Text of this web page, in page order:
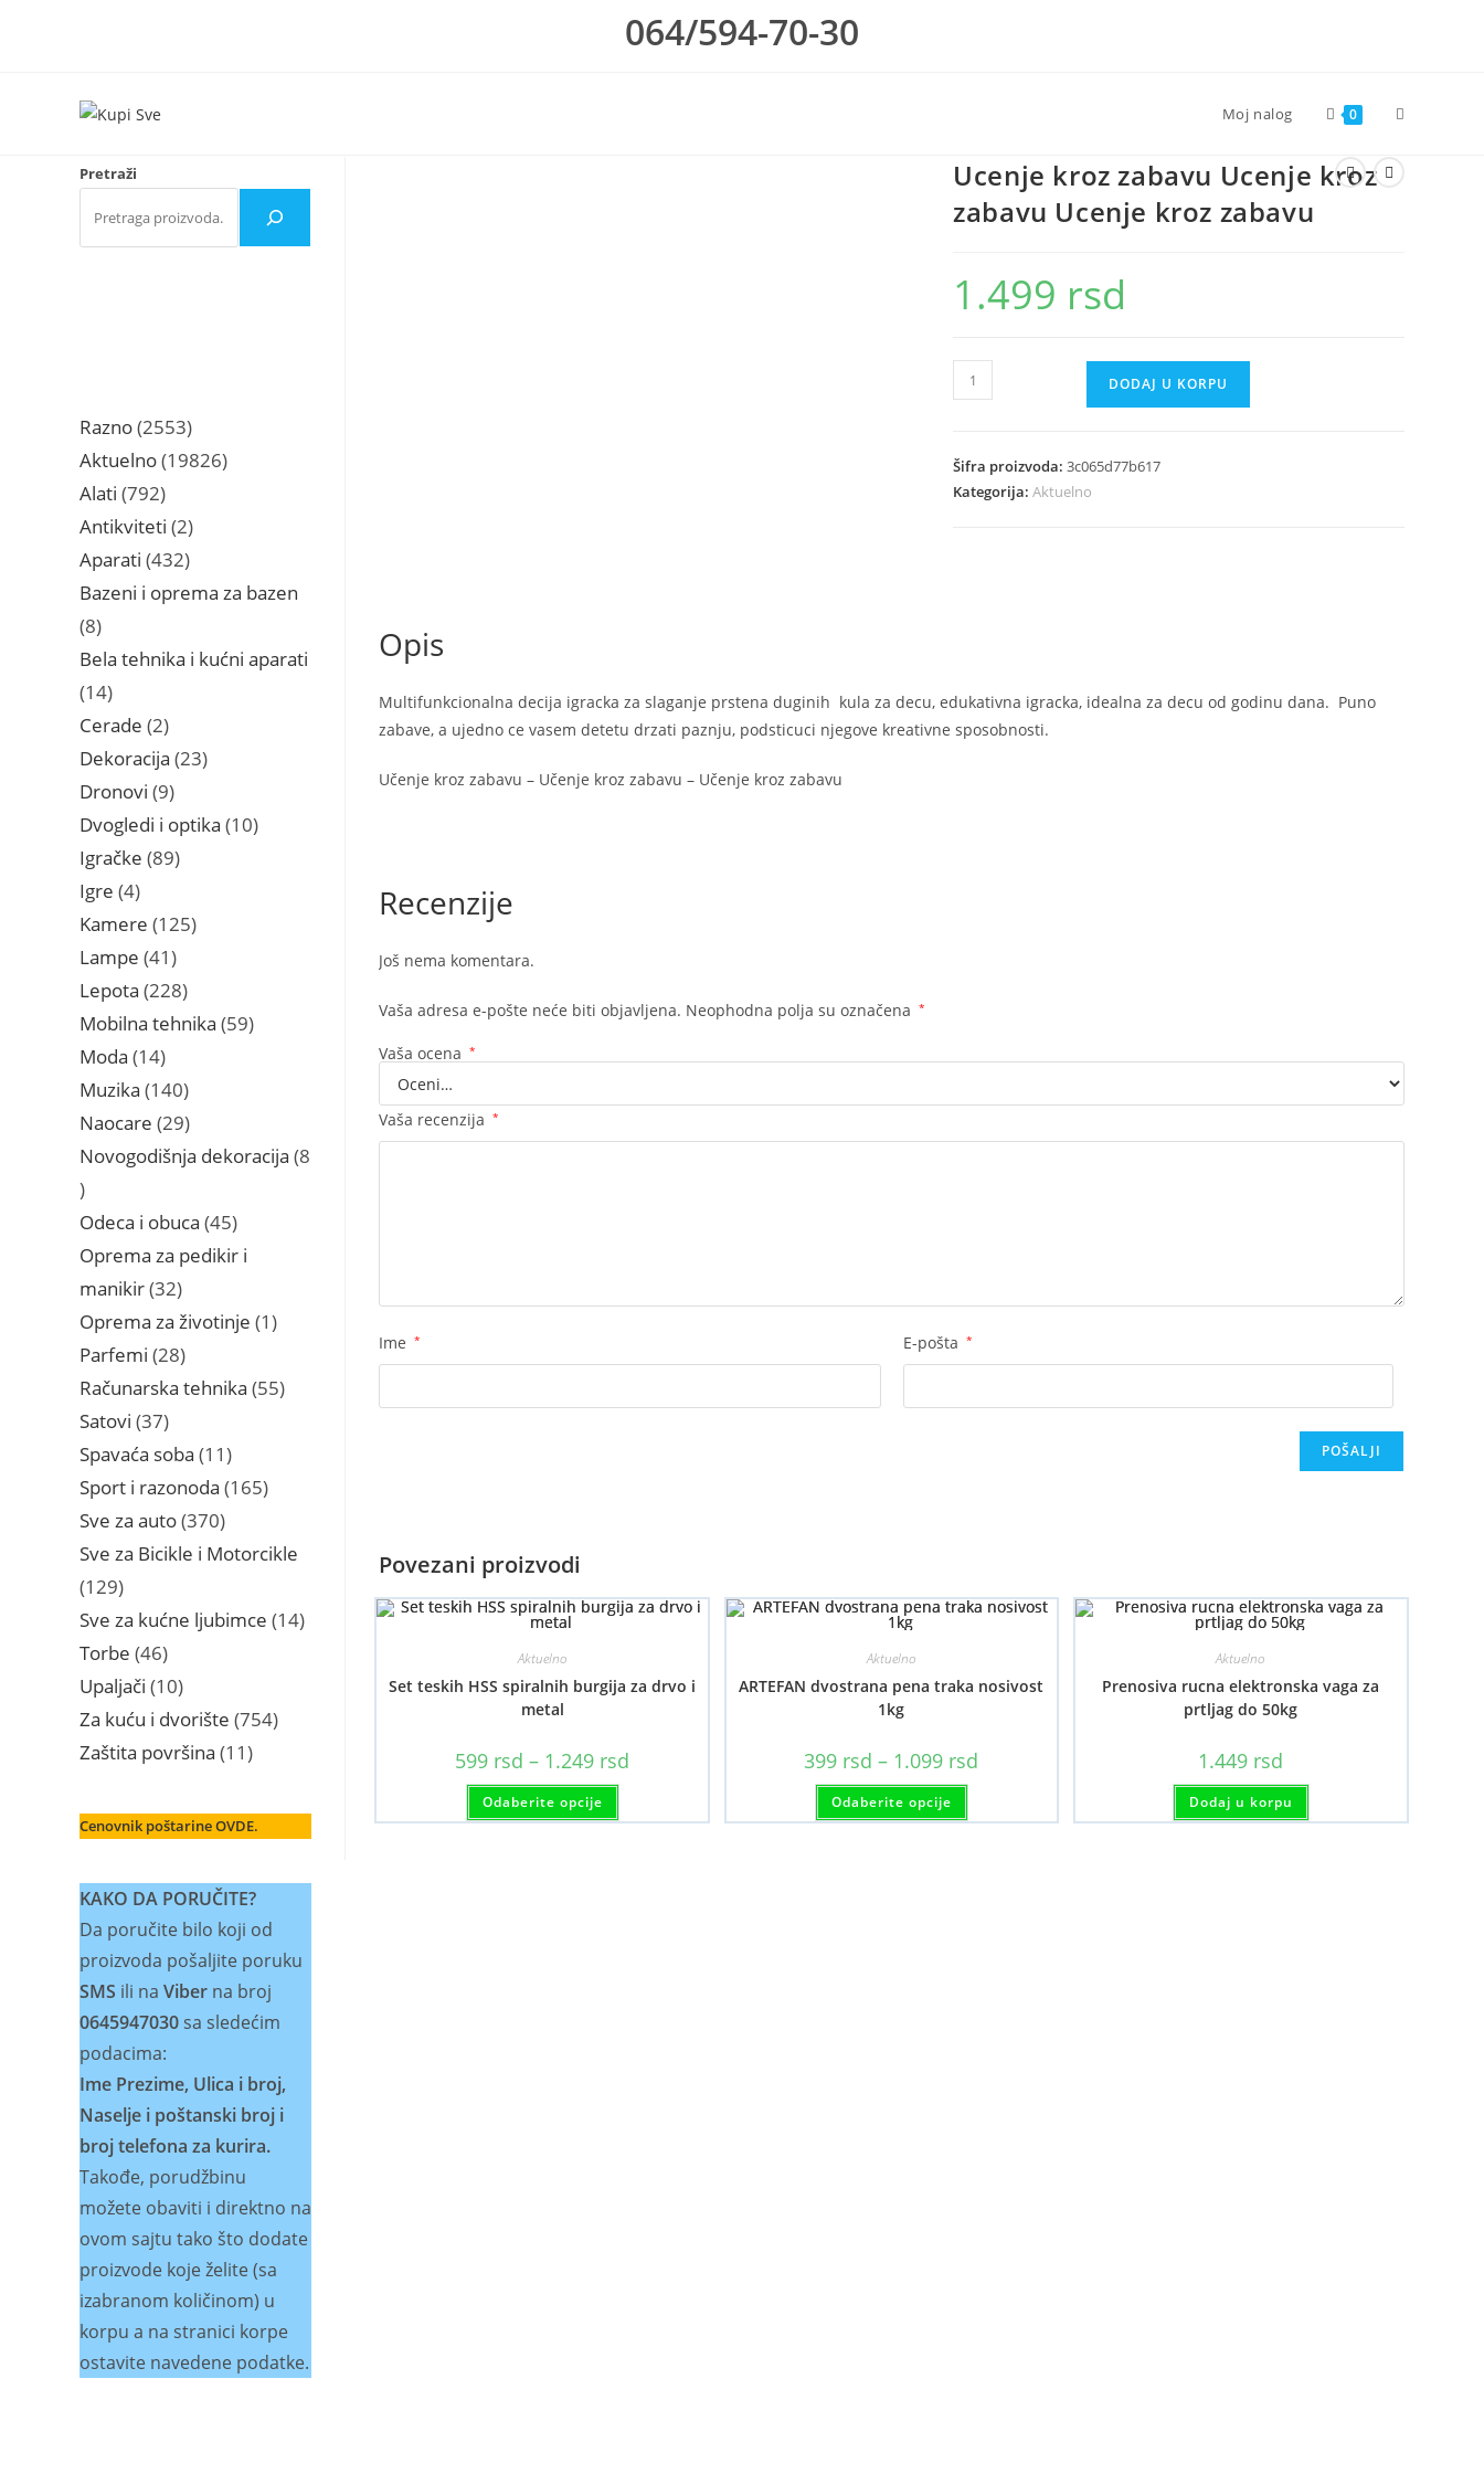
064/594-70-30
Moj nalog 0 Toggle
Ucenje kroz zabavu Ucenje kroz
zabavu Ucenje kroz zabavu
1.499 rsd
Ucenje
kroz
Ucenje
kroz
DODAJ U KORPU
Šifra proizvoda:3c065d77b617
Kategorija:Aktuelno
Opis
Multifunkcionalna decija igracka za slaganje prstena duginih kula za decu, edukativna igracka, idealna za decu od godinu dana. Puno
zabave, a ujedno ce vasem detetu drzati paznju, podsticuci njegove kreativne sposobnosti.
Učenje kroz zabavu – Učenje kroz zabavu – Učenje kroz zabavu
Recenzije
Još nema komentara.
Vaša adresa e-pošte neće biti objavljena. Neophodna polja su označena *
Vaša ocena *
Vaša recenzija *
Ime * E-pošta *
Povezani proizvodi
Aktuelno
Set teskih HSS spiralnih burgija za drvo i
metal
599 rsd – 1.249 rsd
do
Odaberite opcije
Ovaj
ima
Aktuelno
ARTEFAN dvostrana pena traka nosivost
1kg
399 rsd – 1.099 rsd
do
Odaberite opcije
Ovaj
ima
Aktuelno
Prenosiva rucna elektronska vaga za
prtljag do 50kg
1.449 rsd
Dodaj u korpu
Pretraži
Razno 25532553
proizvoda
Aktuelno 1982619826
Alati 792792
proizvoda
Antikviteti 22
proizvoda
Aparati 432432
proizvoda
Bazeni i oprema za bazen
88
proizvoda
Bela tehnika i kućni aparati
1414
proizvoda
Cerade 22
proizvoda
Dekoracija 2323
Dronovi 99
proizvoda
Dvogledi i optika 1010
Igračke 8989
Igre 44
proizvoda
Kamere 125125
Lampe 41 41
proizvod
Lepota 228228
proizvoda
Mobilna tehnika 5959
Moda 1414
proizvoda
Muzika 140140
proizvoda
Naocare 2929
proizvoda
Novogodišnja dekoracija 8
8
proizvoda
Odeca i obuca 4545
proizvoda
Oprema za pedikir i
manikir 3232
proizvoda
Oprema za životinje 1 1
Parfemi 2828
proizvoda
Računarska tehnika 5555
Satovi 3737
proizvoda
Spavaća soba 11 11
proizvoda
Sport i razonoda 165165
Sve za auto 370370
proizvoda
Sve za Bicikle i Motorcikle
129129
proizvoda
Sve za kućne ljubimce 1414
Torbe 4646
proizvoda
Upaljači 1010
proizvoda
Za kuću i dvorište 754754
Zaštita površina 11 11
Cenovnik poštarine OVDE.
KAKO DA PORUČITE?
Da poručite bilo koji od
proizvoda pošaljite poruku
SMS ili na Viber na broj
0645947030sa sledećim
podacima:
Ime Prezime, Ulica i broj,
Naselje i poštanski broj i
broj telefona za kurira.
Takođe, porudžbinu
možete obaviti i direktno na
ovom sajtu tako što dodate
proizvode koje želite (sa
izabranom količinom) u
korpu a na stranici korpe
ostavite navedene podatke.